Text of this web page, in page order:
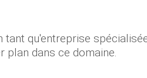
tant qu'entreprise
plan dans ce domaine.